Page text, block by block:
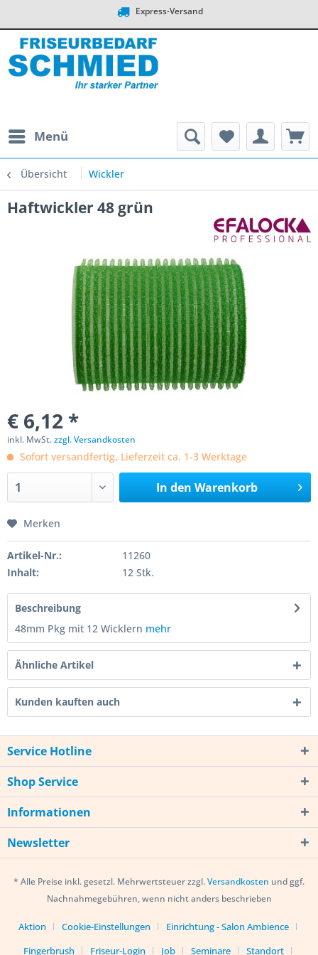
Express-Versand
Menü
Übersicht Wickler
Haftwickler 48 grün
€ 6,12 *
inkl. MwSt.zzgl. Versandkosten
Sofort versandfertig, Lieferzeit ca. 1-3 Werktage
In den Warenkorb
Merken
Artikel-Nr.:
11260
Inhalt:
12 Stk.
Beschreibung
48mm Pkg mit 12 Wicklern mehr
Ähnliche Artikel
Kunden kauften auch
Service Hotline
Shop Service
Informationen
Newsletter
* Alle Preise inkl. gesetzl. Mehrwertsteuer zzgl.Versandkosten und ggf.
Nachnahmegebühren, wenn nicht anders beschrieben
Aktion Cookie-Einstellungen
Einrichtung - Salon Ambience
Fingerbrush
Friseur-Login Job Seminare Standort